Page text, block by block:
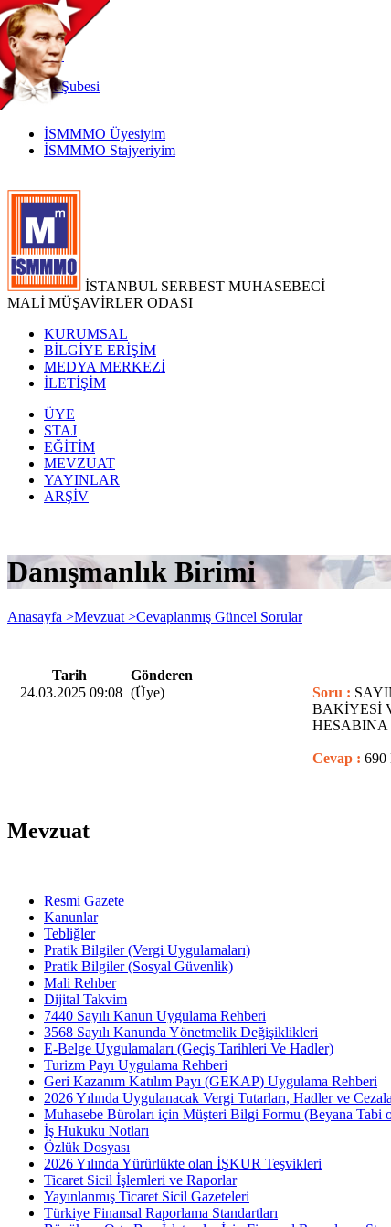
TR
|
EN
İnternetŞubesi
İSMMMO Üyesiyim
İSMMMO Stajyeriyim
İSTANBUL SERBEST MUHASEBECİ
MALİ MÜŞAVİRLER ODASI
KURUMSAL
BİLGİYE ERİŞİM
MEDYA MERKEZİ
İLETİŞİM
ÜYE
STAJ
EĞİTİM
MEVZUAT
YAYINLAR
ARŞİV
Danışmanlık Birimi
Anasayfa >Mevzuat >Cevaplanmış Güncel Sorular
Tarih
Gönderen
24.03.2025 09:08 (Üye) Soru :
BAKİYESİ
Cevap : 690
Mevzuat
Resmi Gazete
Kanunlar
Tebliğler
Pratik Bilgiler (Vergi Uygulamaları)
Pratik Bilgiler (Sosyal Güvenlik)
Mali Rehber
Dijital Takvim
7440 Sayılı Kanun Uygulama Rehberi
3568 Sayılı Kanunda Yönetmelik Değişiklikleri
E-Belge Uygulamaları (Geçiş Tarihleri Ve Hadler)
Turizm Payı Uygulama Rehberi
Geri Kazanım Katılım Payı (GEKAP) Uygulama Rehberi
2026 Yılında Uygulanacak Vergi Tutarları, Hadler ve
Muhasebe Büroları için Müşteri Bilgi Formu (Beyana Tabi
İş Hukuku Notları
Özlük Dosyası
2026 Yılında Yürürlükte olan İŞKUR Teşvikleri
Ticaret Sicil İşlemleri ve Raporlar
Yayınlanmış Ticaret Sicil Gazeteleri
Türkiye Finansal Raporlama Standartları